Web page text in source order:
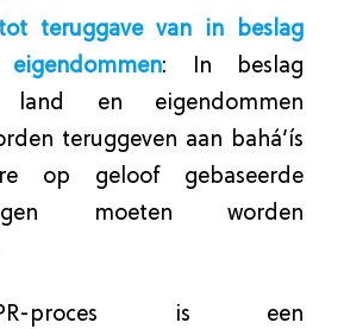
teruggave van in beslag
: In beslag
land en eigendommen
teruggeven aan bahá’ís
op geloof gebaseerde
moeten worden
proces is een